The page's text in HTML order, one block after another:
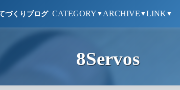
づくりブログ CATEGORY ▼ ARCHIVE ▼LINK ▼
8Servos